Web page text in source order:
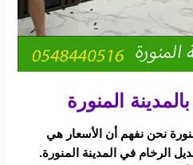
المنورة
نحن نفهم أن الأسعار هي
الرخام في المدينة المنورة.